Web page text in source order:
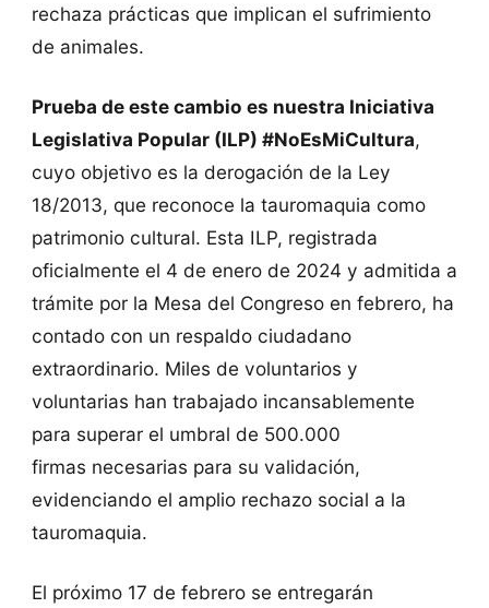
rechaza prácticas que implican el sufrimiento
de animales.
Prueba de este cambio es nuestra Iniciativa
Legislativa Popular (ILP) #NoEsMiCultura,
cuyo objetivo es la derogación de la Ley
18/2013, que reconoce la tauromaquia como
patrimonio cultural. Esta ILP, registrada
oficialmente el 4 de enero de 2024 y admitida a
trámite por la Mesa del Congreso en febrero, ha
contado con un respaldo ciudadano
extraordinario. Miles de voluntarios y
voluntarias han trabajado incansablemente
para superar el umbral de 500.000
firmas necesarias para su validación,
evidenciando el amplio rechazo social a la
tauromaquia.
El próximo 17 de febrero se entregarán